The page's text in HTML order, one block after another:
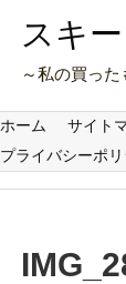
スキ
～私の買っ
ホーム サイト
プライバシーポ